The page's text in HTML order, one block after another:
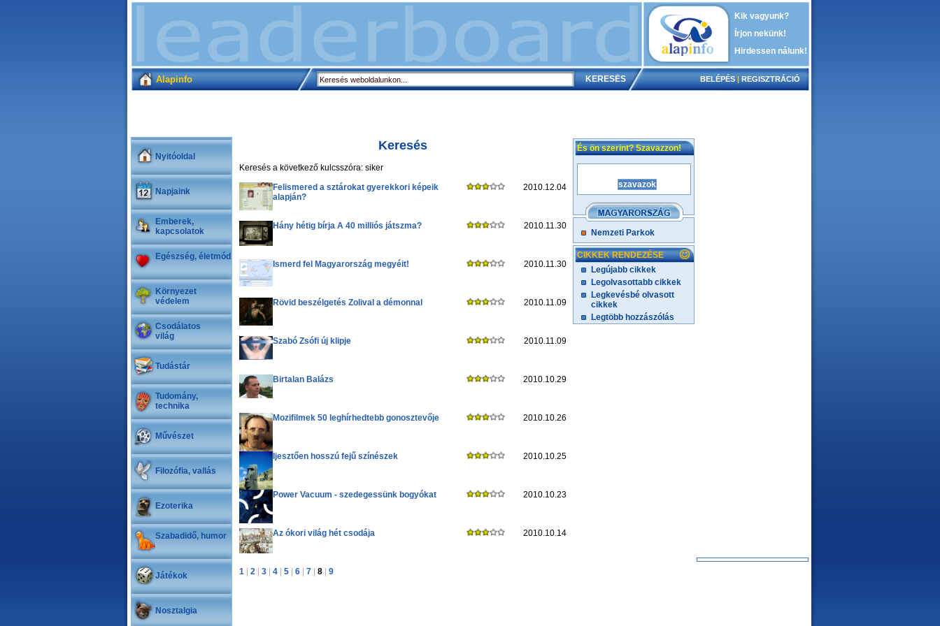
Kik vagyunk?
Írjon nekünk!
Hirdessen nálunk!
Alapinfo BELÉPÉS | REGISZTRÁCIÓ
Nyitóoldal
Napjaink
Emberek,
kapcsolatok
Egészség, életmód
Környezet
védelem
Csodálatos
világ
Tudástár
Tudomány,
technika
Művészet
Filozófia, vallás
Ezoterika
Szabadidő, humor
Játékok
Nosztalgia
Keresés
Keresés a következő kulcsszóra: siker
Felismered a sztárokat gyerekkori képeik
alapján?
2010.12.04
Hány hétig bírja A 40 milliós játszma? 2010.11.30
Ismerd fel Magyarország megyéit! 2010.11.30
Rövid beszélgetés Zolival a démonnal 2010.11.09
Szabó Zsófi új klipje 2010.11.09
Birtalan Balázs 2010.10.29
Mozifilmek 50 leghírhedtebb gonosztevője 2010.10.26
Ijesztően hosszú fejű színészek 2010.10.25
Power Vacuum - szedegessünk bogyókat 2010.10.23
Az ókori világ hét csodája 2010.10.14
1 2 3 4 5 6 7 8 9
És ön szerint? Szavazzon!
Nemzeti Parkok
CIKKEK RENDEZÉSE
Legújabb cikkek
Legolvasottabb cikkek
Legkevésbé olvasott
cikkek
Legtöbb hozzászólás